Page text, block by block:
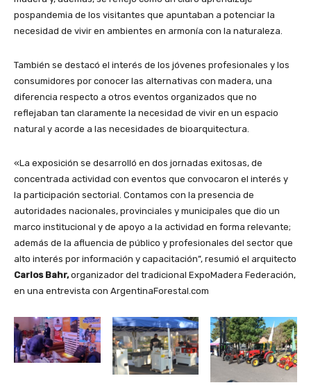
pospandemia de los visitantes que apuntaban a potenciar la
necesidad de vivir en ambientes en armonía con la naturaleza.
También se destacó el interés de los jóvenes profesionales y los
consumidores por conocer las alternativas con madera, una
diferencia respecto a otros eventos organizados que no
reflejaban tan claramente la necesidad de vivir en un espacio
natural y acorde a las necesidades de bioarquitectura.
«La exposición se desarrolló en dos jornadas exitosas, de
concentrada actividad con eventos que convocaron el interés y
la participación sectorial. Contamos con la presencia de
autoridades nacionales, provinciales y municipales que dio un
marco institucional y de apoyo a la actividad en forma relevante;
además de la afluencia de público y profesionales del sector que
alto interés por información y capacitación”, resumió el arquitecto
Carlos Bahr,organizador del tradicional ExpoMadera Federación,
en una entrevista con ArgentinaForestal.com